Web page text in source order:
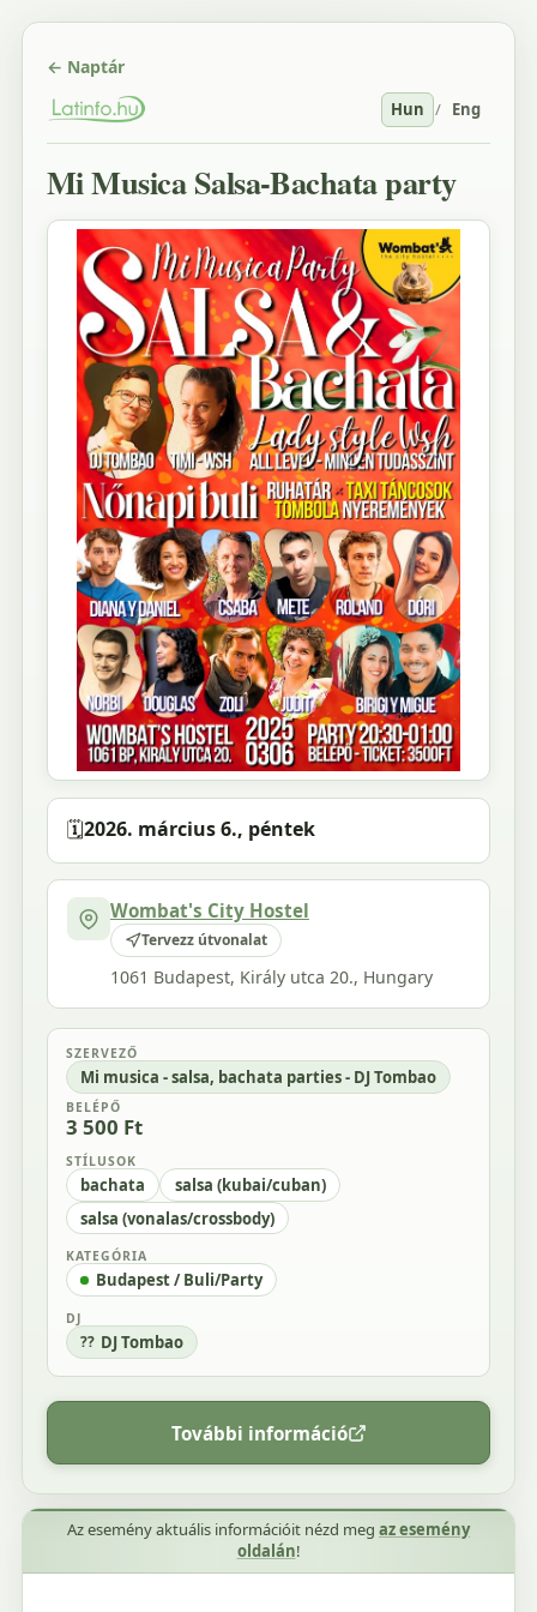
← Naptár
Hun / Eng
Mi Musica Salsa-Bachata party
🗓️2026. március 6., péntek
Wombat's City Hostel
Tervezz útvonalat
1061 Budapest, Király utca 20., Hungary
SZERVEZŐ
Mi musica - salsa, bachata parties - DJ Tombao
BELÉPŐ
3 500 Ft
STÍLUSOK
bachata
salsa (kubai/cuban)
salsa (vonalas/crossbody)
KATEGÓRIA
Budapest / Buli/Party
DJ
DJ Tombao
További információ
Az esemény aktuális információit nézd meg az esemény
oldalán!